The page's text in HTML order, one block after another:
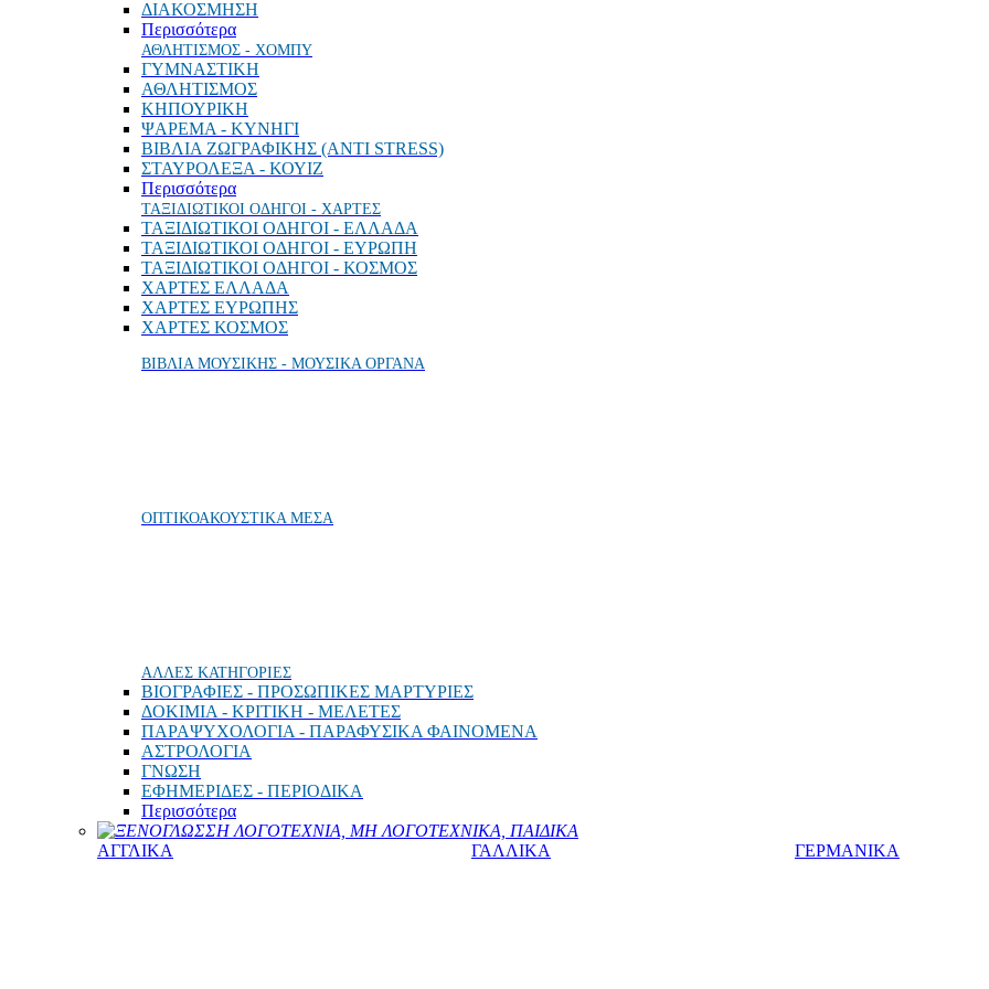
ΔΙΑΚΟΣΜΗΣΗ
Περισσότερα
ΑΘΛΗΤΙΣΜΟΣ - ΧΟΜΠΥ
ΓΥΜΝΑΣΤΙΚΗ
ΑΘΛΗΤΙΣΜΟΣ
ΚΗΠΟΥΡΙΚΗ
ΨΑΡΕΜΑ - ΚΥΝΗΓΙ
ΒΙΒΛΙΑ ΖΩΓΡΑΦΙΚΗΣ (ANTI STRESS)
ΣΤΑΥΡΟΛΕΞΑ - ΚΟΥΙΖ
Περισσότερα
ΤΑΞΙΔΙΩΤΙΚΟΙ ΟΔΗΓΟΙ - ΧΑΡΤΕΣ
ΤΑΞΙΔΙΩΤΙΚΟΙ ΟΔΗΓΟΙ - ΕΛΛΑΔΑ
ΤΑΞΙΔΙΩΤΙΚΟΙ ΟΔΗΓΟΙ - ΕΥΡΩΠΗ
ΤΑΞΙΔΙΩΤΙΚΟΙ ΟΔΗΓΟΙ - ΚΟΣΜΟΣ
ΧΑΡΤΕΣ ΕΛΛΑΔΑ
ΧΑΡΤΕΣ ΕΥΡΩΠΗΣ
ΧΑΡΤΕΣ ΚΟΣΜΟΣ
ΒΙΒΛΙΑ ΜΟΥΣΙΚΗΣ - ΜΟΥΣΙΚΑ ΟΡΓΑΝΑ
ΟΠΤΙΚΟΑΚΟΥΣΤΙΚΑ ΜΕΣΑ
ΑΛΛΕΣ ΚΑΤΗΓΟΡΙΕΣ
ΒΙΟΓΡΑΦΙΕΣ - ΠΡΟΣΩΠΙΚΕΣ ΜΑΡΤΥΡΙΕΣ
ΔΟΚΙΜΙΑ - ΚΡΙΤΙΚΗ - ΜΕΛΕΤΕΣ
ΠΑΡΑΨΥΧΟΛΟΓΙΑ - ΠΑΡΑΦΥΣΙΚΑ ΦΑΙΝΟΜΕΝΑ
ΑΣΤΡΟΛΟΓΙΑ
ΓΝΩΣΗ
ΕΦΗΜΕΡΙΔΕΣ - ΠΕΡΙΟΔΙΚΑ
Περισσότερα
ΞΕΝΟΓΛΩΣΣΗ ΛΟΓΟΤΕΧΝΙΑ, ΜΗ ΛΟΓΟΤΕΧΝΙΚΑ, ΠΑΙΔΙΚΑ
ΑΓΓΛΙΚΑ
ΓΑΛΛΙΚΑ ΓΕΡΜΑΝΙΚΑ